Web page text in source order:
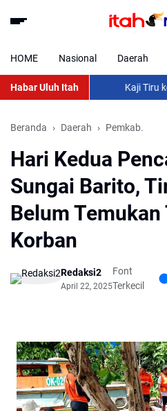
HOME Nasional Daerah
Habar Uluh Itah Kaji Tiru ke
Beranda Daerah Pemkab.
Hari Kedua
Sungai Barito,
Belum
Korban
Redaksi2
April 22, 2025
Font
Terkecil